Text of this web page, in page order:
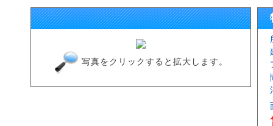
写真をクリックすると拡大します。